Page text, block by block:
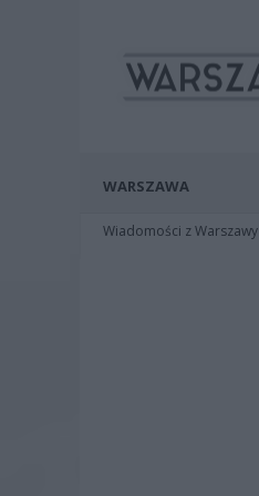
WARSZAWA
Wiadomości z Warszawy